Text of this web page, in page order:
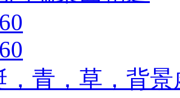
，青，草，背